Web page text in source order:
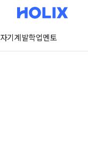
자기계발학업멘토